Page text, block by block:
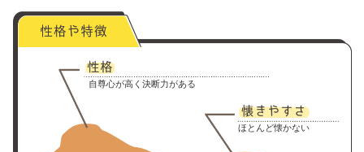
自尊心が高く決断力がある
ほとんど懐かない